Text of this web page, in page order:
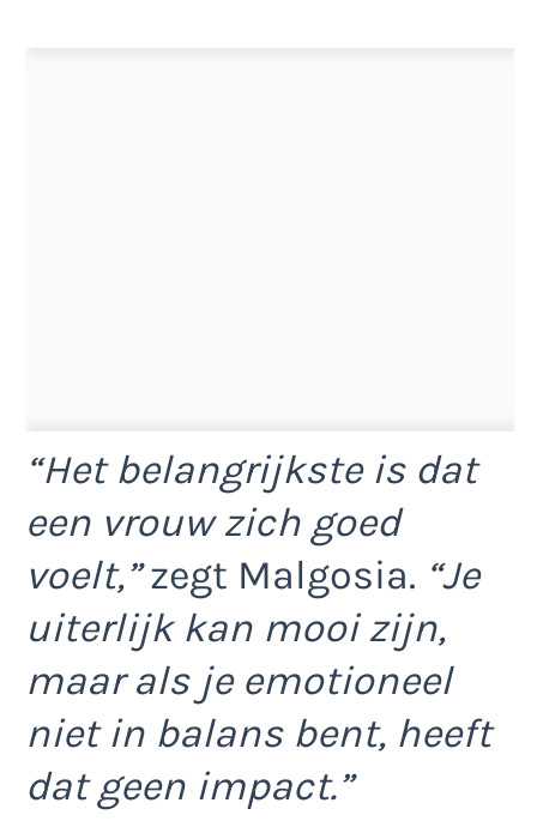
“Het belangrijkste is dat
een vrouw zich goed
voelt,”zegt Malgosia. “Je
uiterlijk kan mooi zijn,
maar als je emotioneel
niet in balans bent, heeft
dat geen impact.”